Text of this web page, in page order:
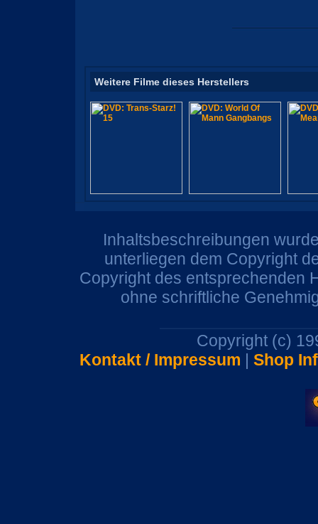
Weitere Filme dieses Herstellers
Inhaltsbeschreibungen
unterliegen dem Copyright
Copyright des entsprechenden
ohne schriftliche
Copyright (c)
Kontakt / Impressum | Shop